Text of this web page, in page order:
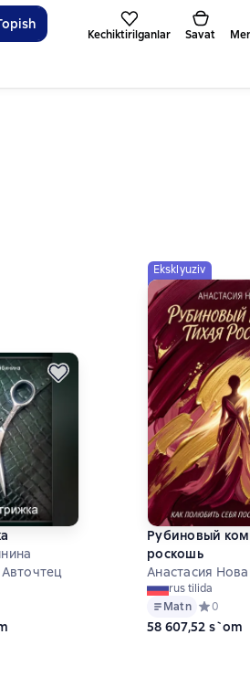
Kechiktirilganlar Savat
рейтинг 0 на основе 0 оценок
Eksklyuziv
Рубиновый
роскошь
Анастасия
rus tilida
Matn Средний
0
58 607,52 s`om